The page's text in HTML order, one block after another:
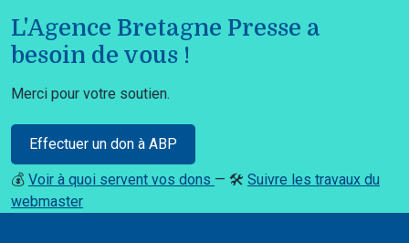
L'Agence Bretagne Presse a
besoin de vous !
Merci pour votre soutien.
Effectuer un don à ABP
💰 Voir à quoi servent vos dons — 🛠️ Suivre les travaux du
webmaster